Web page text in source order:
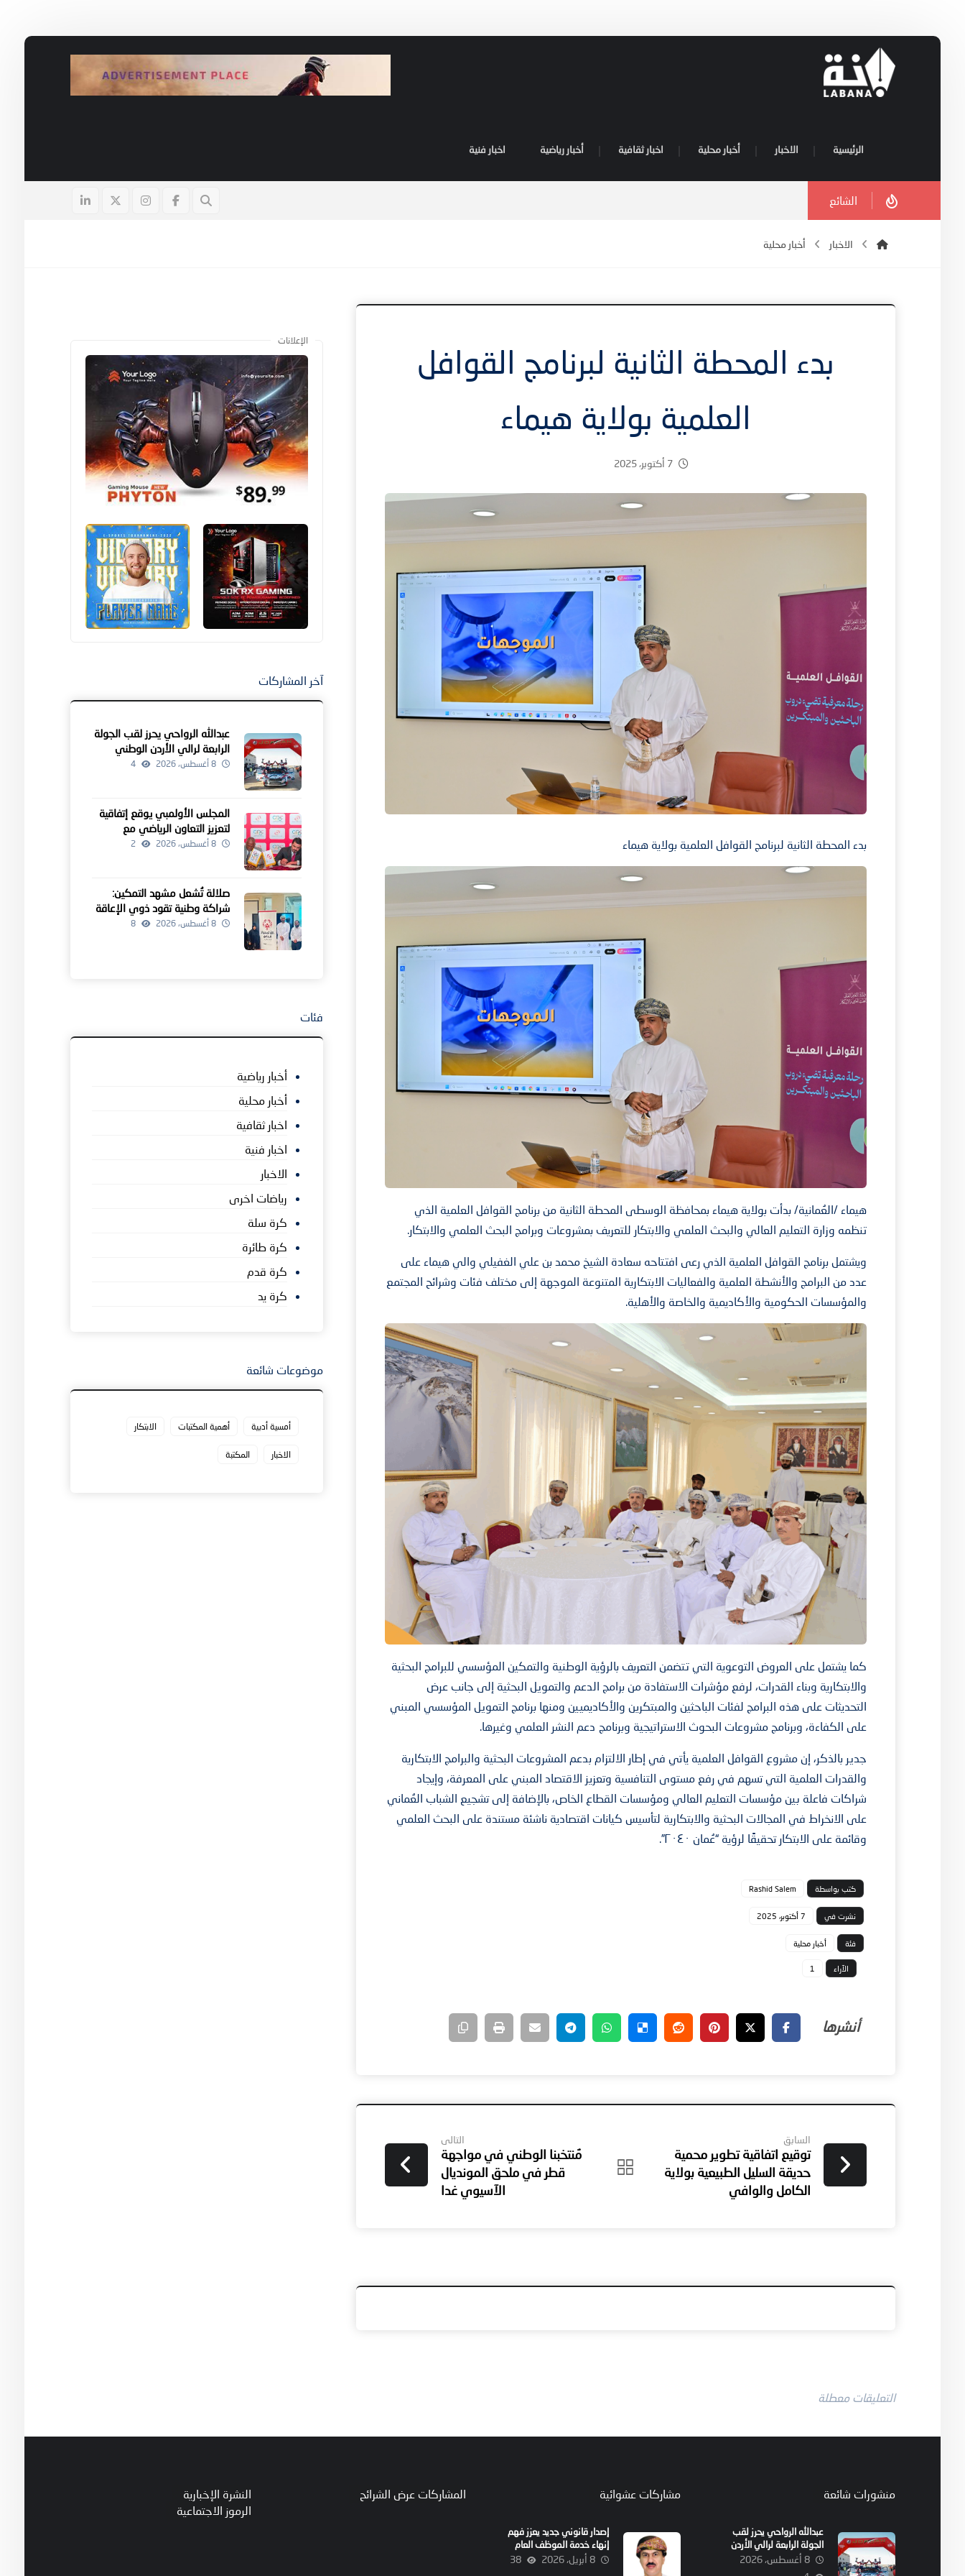
الرئيسية الاخبار أخبار محلية اخبار ثقافية أخبار رياضية اخبار فنية
الشائع
الاخبار أخبار محلية
بدء المحطة الثانية لبرنامج القوافل
العلمية بولاية هيماء
7 أكتوبر، 2025
بدء المحطة الثانية لبرنامج القوافل العلمية بولاية هيماء
هيماء /العُمانية/ بدأت بولاية هيماء بمحافظة الوسطى المحطة الثانية من برنامج القوافل العلمية الذي
تنظمه وزارة التعليم العالي والبحث العلمي والابتكار للتعريف بمشروعات وبرامج البحث العلمي والابتكار.
ويشتمل برنامج القوافل العلمية الذي رعى افتتاحه سعادة الشيخ محمد بن علي الغفيلي والي هيماء على
عدد من البرامج والأنشطة العلمية والفعاليات الابتكارية المتنوعة الموجهة إلى مختلف فئات وشرائح المجتمع
والمؤسسات الحكومية والأكاديمية والخاصة والأهلية.
كما يشتمل على العروض التوعوية التي تتضمن التعريف بالرؤية الوطنية والتمكين المؤسسي للبرامج البحثية
والابتكارية وبناء القدرات، لرفع مؤشرات الاستفادة من برامج الدعم والتمويل البحثية إلى جانب عرض
التحديثات على هذه البرامج لفئات الباحثين والمبتكرين والأكاديميين ومنها برنامج التمويل المؤسسي المبني
على الكفاءة، وبرنامج مشروعات البحوث الاستراتيجية وبرنامج دعم النشر العلمي وغيرها.
جدير بالذكر، إن مشروع القوافل العلمية يأتي في إطار الالتزام بدعم المشروعات البحثية والبرامج الابتكارية
والقدرات العلمية التي تسهم في رفع مستوى التنافسية وتعزيز الاقتصاد المبني على المعرفة، وإيجاد
شراكات فاعلة بين مؤسسات التعليم العالي ومؤسسات القطاع الخاص، بالإضافة إلى تشجيع الشباب العُماني
على الانخراط في المجالات البحثية والابتكارية لتأسيس كيانات اقتصادية ناشئة مستندة على البحث العلمي
وقائمة على الابتكار تحقيقًا لرؤية “عُمان ٢٠٤٠”.
كتب بواسطة Rashid Salem
نشرت في 7 أكتوبر، 2025
فئة أخبار محلية
الآراء 1
السابق
توقيع اتفاقية تطوير محمية
حديقة السليل الطبيعية بولاية
الكامل والوافي
التالى
مُنتخبنا الوطني في مواجهة
قطر في ملحق المونديال
الآسيوي غدا
التعليقات معطلة
الإعلانات
آخر المشاركات
عبدالله الرواحي يحرز لقب الجولة
الرابعة لرالي الأردن الوطني
8 أغسطس، 2026 4
المجلس الأولمبي يوقع إتفاقية
لتعزيز التعاون الرياضي مع
منطقة الكاريبي
8 أغسطس، 2026 2
صلالة تُشعل مشهد التمكين:
شراكة وطنية تقود ذوي الإعاقة
نحو آفاق أوسع
8 أغسطس، 2026 8
فئات
أخبار رياضية
أخبار محلية
اخبار ثقافية
اخبار فنية
الاخبار
رياضات اخرى
كرة سلة
كرة طائرة
كرة قدم
كرة يد
موضوعات شائعة
أمسية أدبية أهمية المكتبات الابتكار
الاخبار المكتبة
منشورات شائعة
عبدالله الرواحي يحرز لقب
الجولة الرابعة لرالي الأردن
الوطني
8 أغسطس، 2026
مشاركات عشوائية
إصدار قانوني جديد يعزز فهم
إنهاء خدمة الموظف العام
في سلطنة عُمان
8 أبريل، 2026 38
المشاركات عرض الشرائح
النشرة الإخبارية
الرموز الاجتماعية